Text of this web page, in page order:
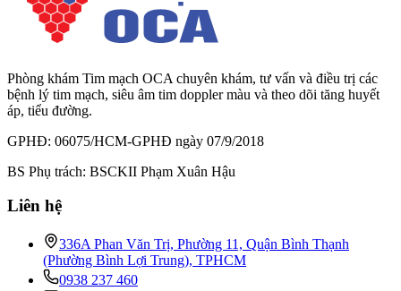
Phòng khám Tim mạch OCA chuyên khám, tư vấn và điều trị các
bệnh lý tim mạch, siêu âm tim doppler màu và theo dõi tăng huyết
áp, tiểu đường.
GPHĐ: 06075/HCM-GPHĐ ngày 07/9/2018
BS Phụ trách: BSCKII Phạm Xuân Hậu
Liên hệ
336A Phan Văn Trị, Phường 11, Quận Bình Thạnh
(Phường Bình Lợi Trung), TPHCM
0938 237 460